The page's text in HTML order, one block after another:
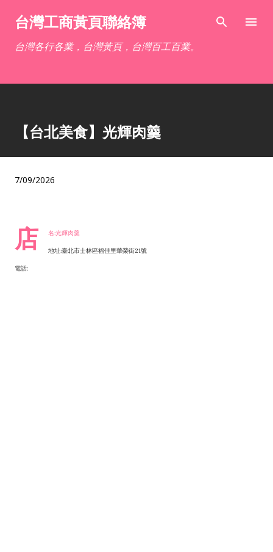
跳到主要內容
台灣工商黃頁聯絡簿
台灣各行各業，台灣黃頁，台灣百工百業。
【台北美食】光輝肉羹
7/09/2026
店 名:光輝肉羹
地址:臺北市士林區福佳里華榮街21號
電話: